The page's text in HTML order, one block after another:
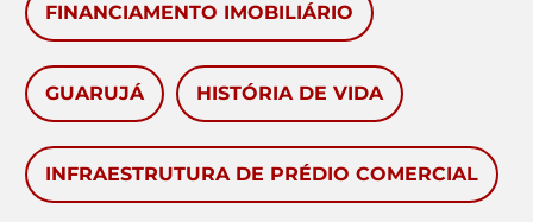
FINANCIAMENTO IMOBILIÁRIO
GUARUJÁ HISTÓRIA DE VIDA
INFRAESTRUTURA DE PRÉDIO COMERCIAL